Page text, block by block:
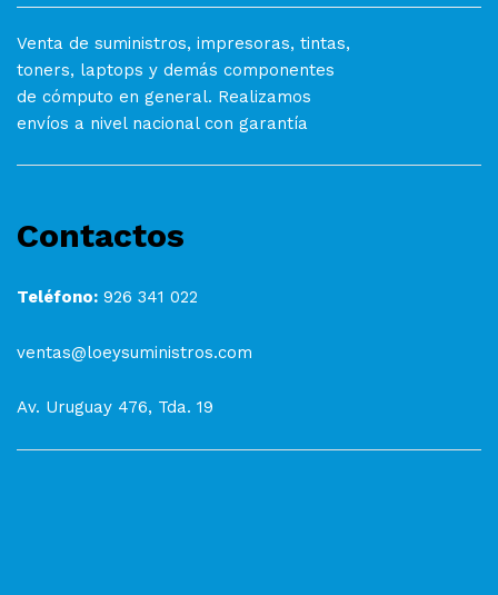
Venta de suministros, impresoras, tintas,
toners, laptops y demás componentes
de cómputo en general. Realizamos
envíos a nivel nacional con garantía
Contactos
Teléfono: 926 341 022
ventas@loeysuministros.com
Av. Uruguay 476, Tda. 19